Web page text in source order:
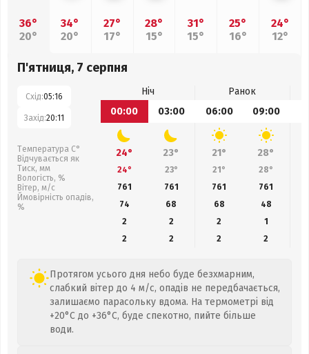
36°
20°
34°
20°
27°
17°
28°
15°
31°
15°
25°
16°
24°
12°
П'ятниця, 7 серпня
Схід:05:16
Захід:20:11
Температура С°
Відчувається як
Тиск, мм
Вологість, %
Вітер, м/с
Ймовірність опадів,
%
Ніч
Ранок
00:00
03:00 06:00 09:00
24° 23° 21° 28°
24° 23° 21° 28°
761
761 761 761
74
68 68 48
2
2 2
1
2
2 2 2
Протягом усього дня небо буде безхмарним,
слабкий вітер до 4 м/с, опадів не передбачається,
залишаємо парасольку вдома. На термометрі від
+20°C до +36°C, буде спекотно, пийте більше
води.